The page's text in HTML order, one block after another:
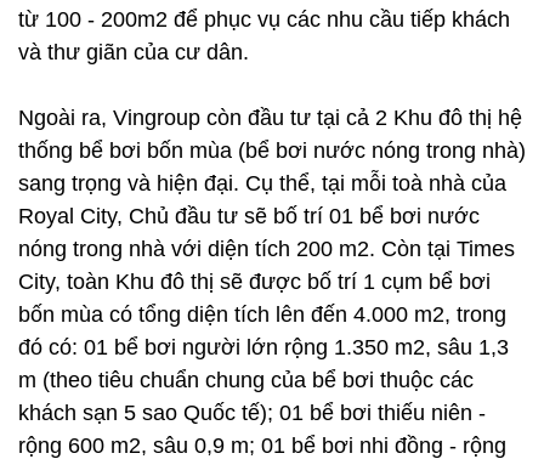
từ 100 - 200m2 để phục vụ các nhu cầu tiếp khách
và thư giãn của cư dân.
Ngoài ra, Vingroup còn đầu tư tại cả 2 Khu đô thị hệ
thống bể bơi bốn mùa (bể bơi nước nóng trong nhà)
sang trọng và hiện đại. Cụ thể, tại mỗi toà nhà của
Royal City, Chủ đầu tư sẽ bố trí 01 bể bơi nước
nóng trong nhà với diện tích 200 m2. Còn tại Times
City, toàn Khu đô thị sẽ được bố trí 1 cụm bể bơi
bốn mùa có tổng diện tích lên đến 4.000 m2, trong
đó có: 01 bể bơi người lớn rộng 1.350 m2, sâu 1,3
m (theo tiêu chuẩn chung của bể bơi thuộc các
khách sạn 5 sao Quốc tế); 01 bể bơi thiếu niên -
rộng 600 m2, sâu 0,9 m; 01 bể bơi nhi đồng - rộng